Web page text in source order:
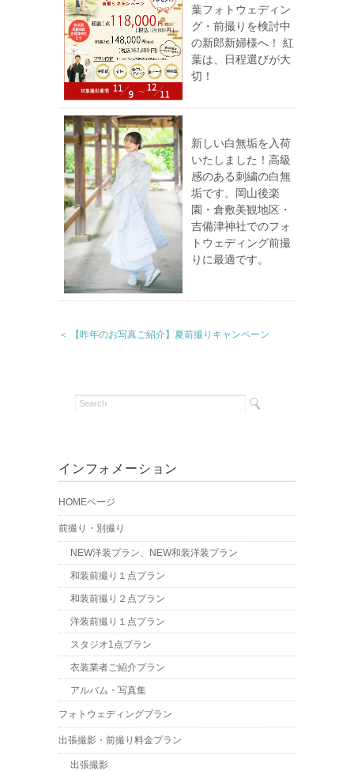
葉フォトウェディン
グ・前撮りを検討中
の新郎新婦様へ！ 紅
葉は、日程選びが大
切！
新しい白無垢を入荷
いたしました！高級
感のある刺繍の白無
垢です。岡山後楽
園・倉敷美観地区・
吉備津神社でのフォ
トウェディング前撮
りに最適です。
＜ 【昨年のお写真ご紹介】夏前撮りキャンペーン
インフォメーション
HOMEページ
前撮り・別撮り
NEW洋装プラン、NEW和装洋装プラン
和装前撮り１点プラン
和装前撮り２点プラン
洋装前撮り１点プラン
スタジオ1点プラン
衣装業者ご紹介プラン
アルバム・写真集
フォトウェディングプラン
出張撮影・前撮り料金プラン
出張撮影